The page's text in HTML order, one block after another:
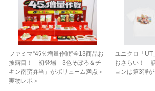
ファミマ“45％増量作戦”全13商品お
披露目！ 初登場「3色そぼろ＆チ
キン南蛮弁当」がボリューム満点＜
実物レポ＞
ユニクロ「UT
おさらい！
ョンは第3弾